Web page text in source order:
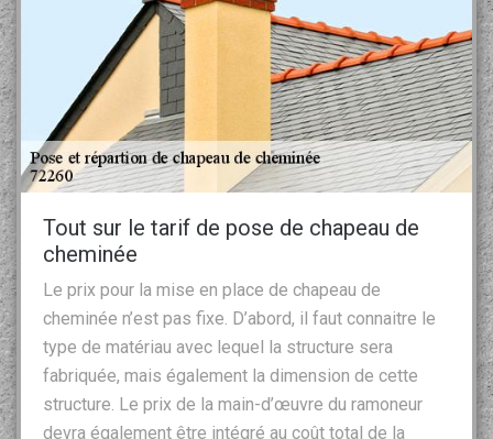
Tout sur le tarif de pose de chapeau de
cheminée
Le prix pour la mise en place de chapeau de
cheminée n’est pas fixe. D’abord, il faut connaitre le
type de matériau avec lequel la structure sera
fabriquée, mais également la dimension de cette
structure. Le prix de la main-d’œuvre du ramoneur
devra également être intégré au coût total de la